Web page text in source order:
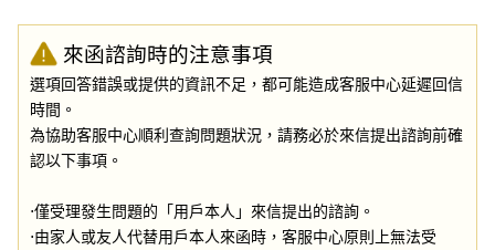
來函諮詢時的注意事項
選項回答錯誤或提供的資訊不足，都可能造成客服中心延遲回信
時間。
為協助客服中心順利查詢問題狀況，請務必於來信提出諮詢前確
認以下事項。
⋅僅受理發生問題的「用戶本人」來信提出的諮詢。
⋅由家人或友人代替用戶本人來函時，客服中心原則上無法受